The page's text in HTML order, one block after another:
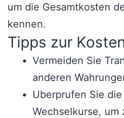
um die Gesamtkosten
kennen.
Tipps zur
Vermeiden Sie
anderen
Uberprufen Sie
Wechselkurse, um